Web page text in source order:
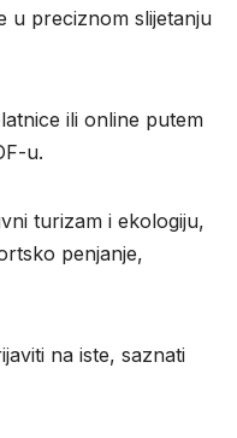
u preciznom slijetanju
ili online putem
u.
turizam i ekologiju,
penjanje,
na iste, saznati